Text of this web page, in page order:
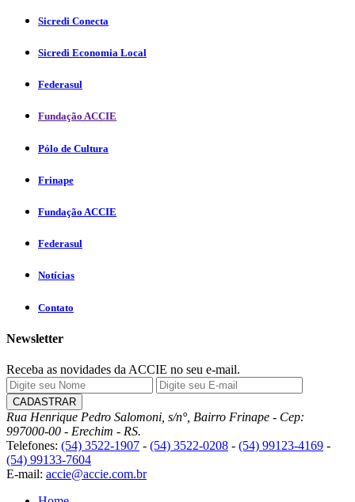
Sicredi Conecta
Sicredi Economia Local
Federasul
Fundação ACCIE
Pólo de Cultura
Frinape
Fundação ACCIE
Federasul
Notícias
Contato
Newsletter
Receba as novidades da ACCIE no seu e-mail.
Rua Henrique Pedro Salomoni, s/n°, Bairro Frinape - Cep:
997000-00 - Erechim - RS.
Telefones: (54) 3522-1907 - (54) 3522-0208 - (54) 99123-4169 -
(54) 99133-7604
E-mail: accie@accie.com.br